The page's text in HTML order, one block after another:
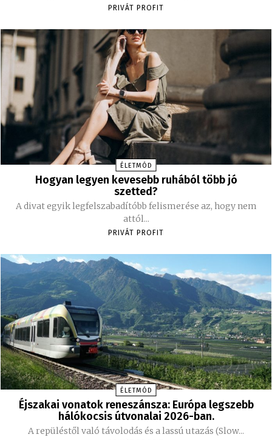
PRIVÁT PROFIT
ÉLETMÓD
Hogyan legyen kevesebb ruhából több jó
szetted?
A divat egyik legfelszabadítóbb felismerése az, hogy nem
attól...
PRIVÁT PROFIT
ÉLETMÓD
Éjszakai vonatok reneszánsza: Európa legszebb
hálókocsis útvonalai 2026-ban.
A repüléstől való távolodás és a lassú utazás (Slow...